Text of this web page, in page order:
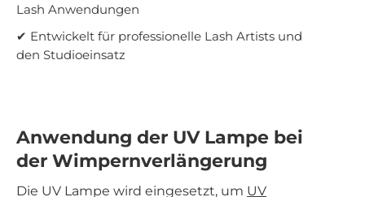
Lash Anwendungen
✔ Entwickelt für professionelle Lash Artists und
den Studioeinsatz
Anwendung der UV Lampe bei
der Wimpernverlängerung
Die UV Lampe wird eingesetzt, um UV